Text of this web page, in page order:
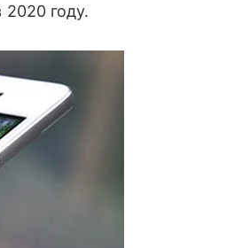
году.